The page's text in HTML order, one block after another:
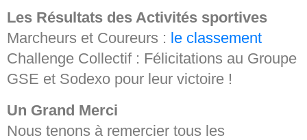
Les Résultats des Activités sportives
Marcheurs et Coureurs : le classement
Challenge Collectif : Félicitations au Groupe
GSE et Sodexo pour leur victoire !
Un Grand Merci
Nous tenons à remercier tous les